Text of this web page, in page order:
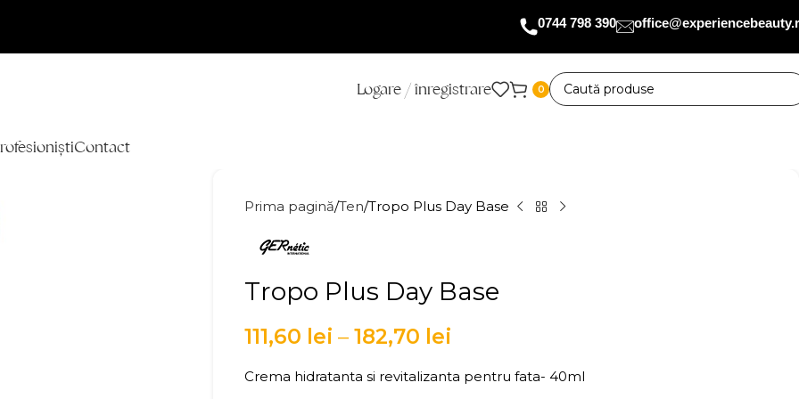
0744 798 390
Logare / înregistrare 0
Contact
Prima pagină Ten Tropo Plus Day Base
Tropo Plus Day Base
111,60 lei – 182,70 lei
Crema hidratanta si revitalizanta pentru fata- 40ml